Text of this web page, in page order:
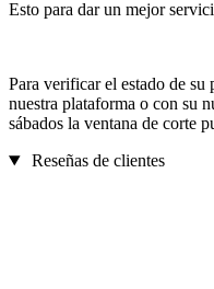
Esto para dar un mejor
Para verificar el estado de su
nuestra plataforma o con su
sábados la ventana de corte
Reseñas de clientes